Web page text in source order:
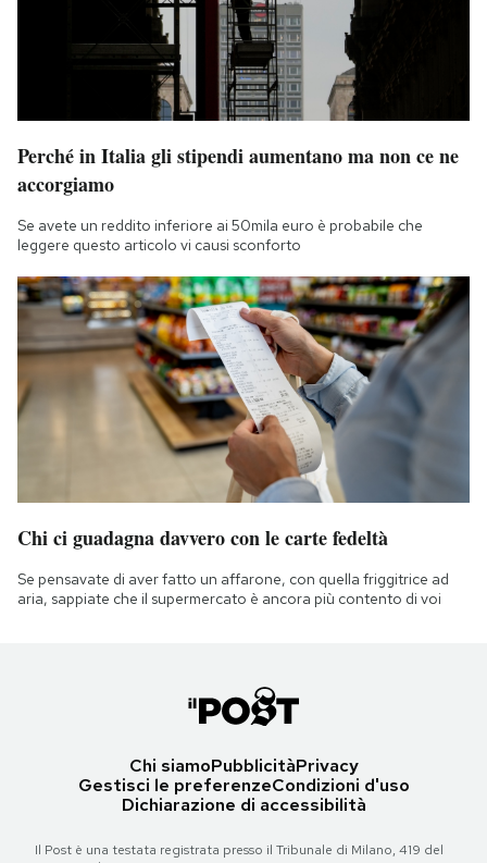
Perché in Italia gli stipendi aumentano ma non ce ne
accorgiamo
Se avete un reddito inferiore ai 50mila euro è probabile che
leggere questo articolo vi causi sconforto
Chi ci guadagna davvero con le carte fedeltà
Se pensavate di aver fatto un affarone, con quella friggitrice ad
aria, sappiate che il supermercato è ancora più contento di voi
Chi siamoPubblicitàPrivacy
Gestisci le preferenzeCondizioni d'uso
Dichiarazione di accessibilità
Il Post è una testata registrata presso il Tribunale di Milano, 419 del